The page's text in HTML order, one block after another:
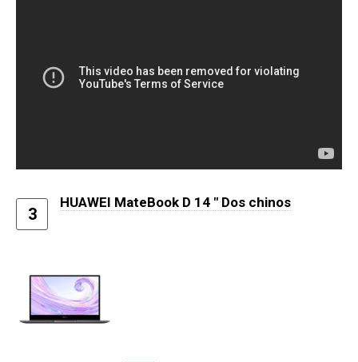
3
HUAWEI MateBook D 14 ″ Dos chinos